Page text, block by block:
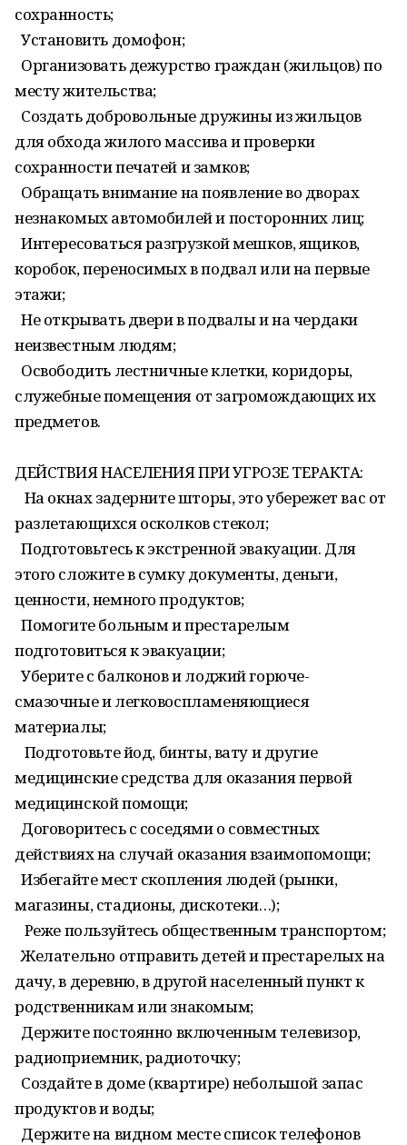
сохранность;
Установить домофон;
Организовать дежурство граждан (жильцов) по
месту жительства;
Создать добровольные дружины из жильцов
для обхода жилого массива и проверки
сохранности печатей и замков;
Обращать внимание на появление во дворах
незнакомых автомобилей и посторонних лиц;
Интересоваться разгрузкой мешков, ящиков,
коробок, переносимых в подвал или на первые
этажи;
Не открывать двери в подвалы и на чердаки
неизвестным людям;
Освободить лестничные клетки, коридоры,
служебные помещения от загромождающих их
предметов.
ДЕЙСТВИЯ НАСЕЛЕНИЯ ПРИ УГРОЗЕ ТЕРАКТА:
На окнах задерните шторы, это убережет вас от
разлетающихся осколков стекол;
Подготовьтесь к экстренной эвакуации. Для
этого сложите в сумку документы, деньги,
ценности, немного продуктов;
Помогите больным и престарелым
подготовиться к эвакуации;
Уберите с балконов и лоджий горюче-
смазочные и легковоспламеняющиеся
материалы;
Подготовьте йод, бинты, вату и другие
медицинские средства для оказания первой
медицинской помощи;
Договоритесь с соседями о совместных
действиях на случай оказания взаимопомощи;
Избегайте мест скопления людей (рынки,
магазины, стадионы, дискотеки…);
Реже пользуйтесь общественным транспортом;
Желательно отправить детей и престарелых на
дачу, в деревню, в другой населенный пункт к
родственникам или знакомым;
Держите постоянно включенным телевизор,
радиоприемник, радиоточку;
Создайте в доме (квартире) небольшой запас
продуктов и воды;
Держите на видном месте список телефонов